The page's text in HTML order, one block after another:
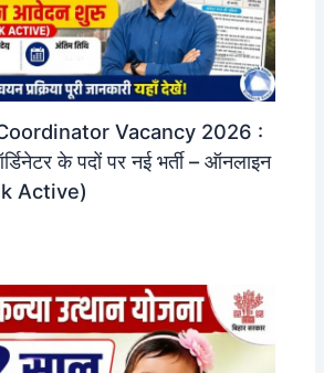
Vacancy 2026 :
के पदों पर नई भर्ती – ऑनलाइन
Active)